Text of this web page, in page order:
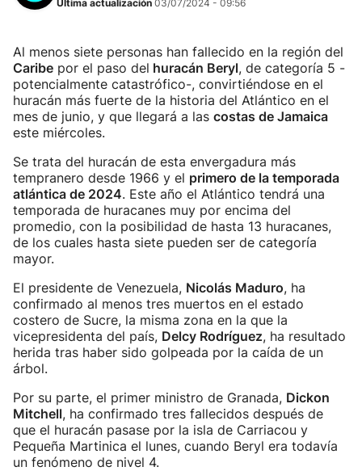
Última actualización 03/07/2024 - 09:56
Al menos siete personas han fallecido en la región del
Caribe por el paso del huracán Beryl, de categoría 5 -
potencialmente catastrófico-, convirtiéndose en el
huracán más fuerte de la historia del Atlántico en el
mes de junio, y que llegará a las costas de Jamaica
este miércoles.
Se trata del huracán de esta envergadura más
tempranero desde 1966 y el primero de la temporada
atlántica de 2024. Este año el Atlántico tendrá una
temporada de huracanes muy por encima del
promedio, con la posibilidad de hasta 13 huracanes,
de los cuales hasta siete pueden ser de categoría
mayor.
El presidente de Venezuela, Nicolás Maduro, ha
confirmado al menos tres muertos en el estado
costero de Sucre, la misma zona en la que la
vicepresidenta del país, Delcy Rodríguez, ha resultado
herida tras haber sido golpeada por la caída de un
árbol.
Por su parte, el primer ministro de Granada, Dickon
Mitchell, ha confirmado tres fallecidos después de
que el huracán pasase por la isla de Carriacou y
Pequeña Martinica el lunes, cuando Beryl era todavía
un fenómeno de nivel 4.